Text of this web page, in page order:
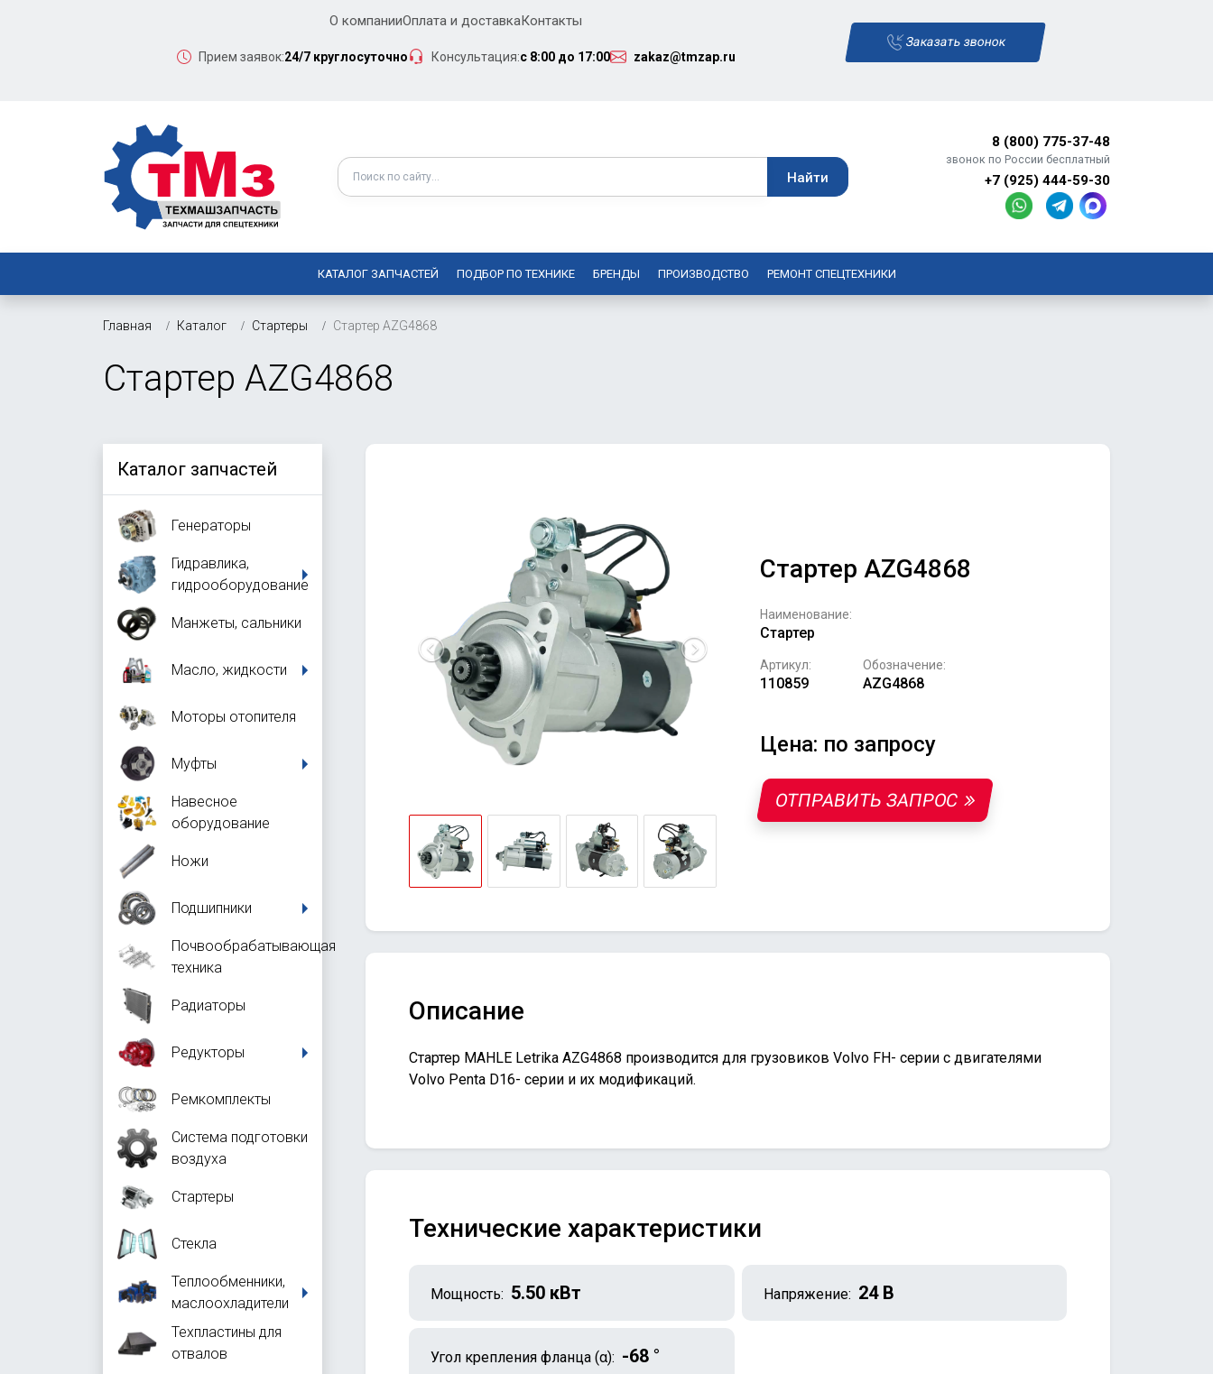
О компанииОплата и доставкаКонтакты
Прием заявок:24/7 круглосуточно Консультация:с 8:00 до 17:00 zakaz@tmzap.ru
Заказать звонок
8 (800) 775-37-48
звонок по России бесплатный
+7 (925) 444-59-30
КАТАЛОГ ЗАПЧАСТЕЙ ПОДБОР ПО ТЕХНИКЕ БРЕНДЫ ПРОИЗВОДСТВО РЕМОНТ СПЕЦТЕХНИКИ
Главная Каталог Стартеры Стартер AZG4868
Стартер AZG4868
Каталог запчастей
Генераторы
Гидравлика,
гидрооборудование
Манжеты, сальники
Масло, жидкости
Моторы отопителя
Муфты
Навесное
оборудование
Ножи
Подшипники
Почвообрабатывающая
техника
Радиаторы
Редукторы
Ремкомплекты
Система подготовки
воздуха
Стартеры
Стекла
Теплообменники,
маслоохладители
Техпластины для
отвалов
Стартер AZG4868
Наименование:
Стартер
Артикул:
110859
Обозначение:
AZG4868
Цена: по запросу
ОТПРАВИТЬ ЗАПРОС
Описание
Стартер MAHLE Letrika AZG4868 производится для грузовиков Volvo FH- серии с двигателями
Volvo Penta D16- серии и их модификаций.
Технические характеристики
Мощность: 5.50 кВт Напряжение: 24 В
Угол крепления фланца (α): -68 °